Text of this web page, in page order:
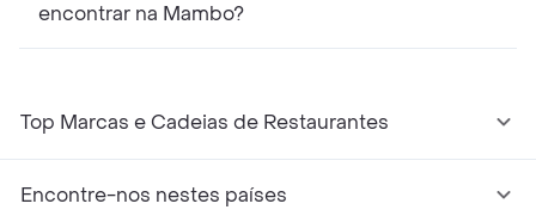
encontrar na Mambo?
Top Marcas e Cadeias de Restaurantes
Encontre-nos nestes países